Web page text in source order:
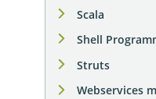
Scala
Shell
Struts
Webservices